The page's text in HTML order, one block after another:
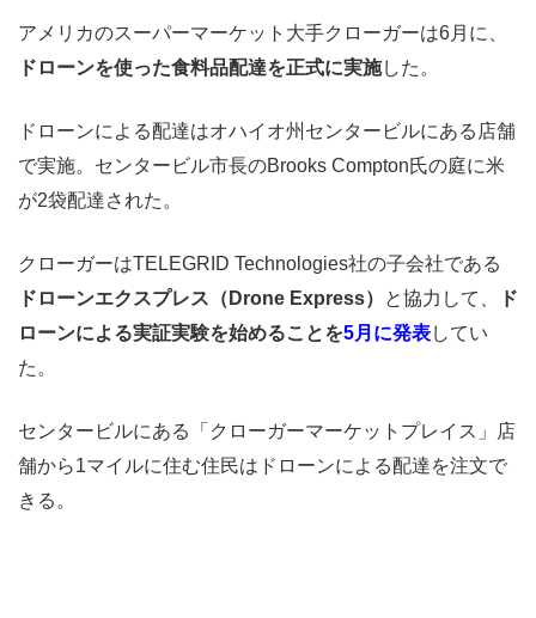
アメリカのスーパーマーケット大手クローガーは6月に、
ドローンを使った食料品配達を正式に実施した。
ドローンによる配達はオハイオ州センタービルにある店舗
で実施。センタービル市長のBrooks Compton氏の庭に米
が2袋配達された。
クローガーはTELEGRID Technologies社の子会社である
ドローンエクスプレス（Drone Express）
と協力して、
ド
ローンによる実証実験を始めることを5月に発表してい
た。
センタービルにある「クローガーマーケットプレイス」店
舗から1マイルに住む住民はドローンによる配達を注文で
きる。